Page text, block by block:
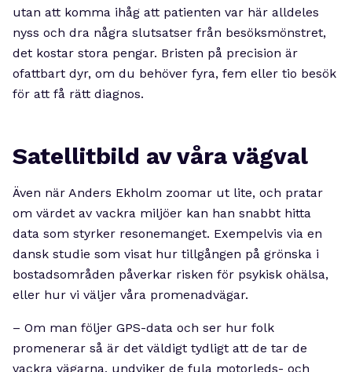
utan att komma ihåg att patienten var här alldeles
nyss och dra några slutsatser från besöksmönstret,
det kostar stora pengar. Bristen på precision är
ofattbart dyr, om du behöver fyra, fem eller tio besök
för att få rätt diagnos.
Satellitbild av våra vägval
Även när Anders Ekholm zoomar ut lite, och pratar
om värdet av vackra miljöer kan han snabbt hitta
data som styrker resonemanget. Exempelvis via en
dansk studie som visat hur tillgången på grönska i
bostadsområden påverkar risken för psykisk ohälsa,
eller hur vi väljer våra promenadvägar.
– Om man följer GPS-data och ser hur folk
promenerar så är det väldigt tydligt att de tar de
vackra vägarna, undviker de fula motorleds- och